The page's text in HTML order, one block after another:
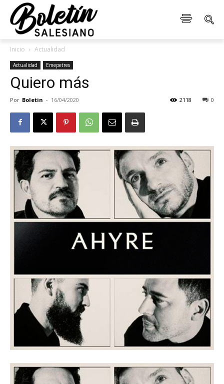
Inicio Actualidad
Actualidad Emepetres
Quiero más
Por Boletin - 16/04/2020 0
2118